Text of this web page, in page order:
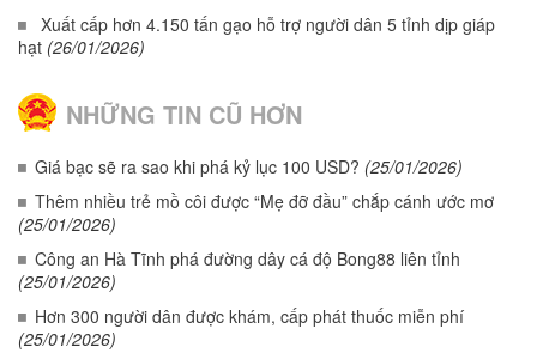
Xuất cấp hơn 4.150 tấn gạo hỗ trợ người dân 5 tỉnh dịp giáp
hạt (26/01/2026)
NHỮNG TIN CŨ HƠN
Giá bạc sẽ ra sao khi phá kỷ lục 100 USD? (25/01/2026)
Thêm nhiều trẻ mồ côi được “Mẹ đỡ đầu” chắp cánh ước mơ
(25/01/2026)
Công an Hà Tĩnh phá đường dây cá độ Bong88 liên tỉnh
(25/01/2026)
Hơn 300 người dân được khám, cấp phát thuốc miễn phí
(25/01/2026)